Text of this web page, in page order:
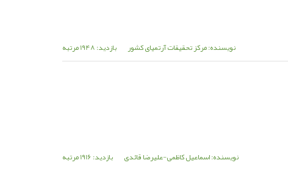
نویسنده: مرکز تحقیقات آرتمیای کشور بازدید: 1948 مرتبه
نویسنده: اسماعیل کاظمی-علیرضا قائدی بازدید: 1916 مرتبه